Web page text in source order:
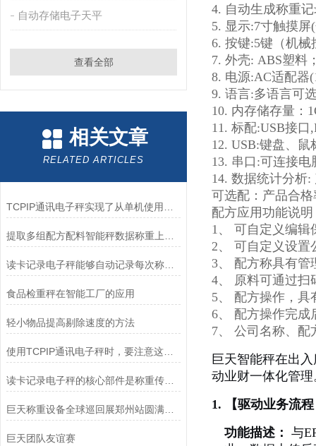
自动存储电子天平
查看全部
相关文章
RELATED ARTICLES
读卡记录电子秤能够自动记录每次称重的数据
食品检重秤在智能工厂的应用
轻小物品提高剔除速度的方法
使用TCPIP通讯电子秤时，要注意这些！
读卡记录电子秤的核心部件是称重传感器
巨天称重设备全球巡回展郑州站圆满结束
巨天团队友谊赛
4. 自动生成称重
5. 显示:7寸触摸
6. 按键:5键（机
7. 外壳: ABS塑料
8. 电源:AC适配
9. 语言:多语言可
10. 内存储存量：
11. 标配:USB接口
12. USB:键盘、
13. 串口:可连接
14. 数据统计分析
可选配：产品合
配方应用功能说明
1、 可自定义编辑
2、 可自定义设置
3、 配方称具有管
4、 原料可通过扫
5、 配方操作，具
6、 配方操作完成
7、 公司名称、
巨天智能秤在出
动业财一体化管理
1. 【驱动业务流
功能描述： 与